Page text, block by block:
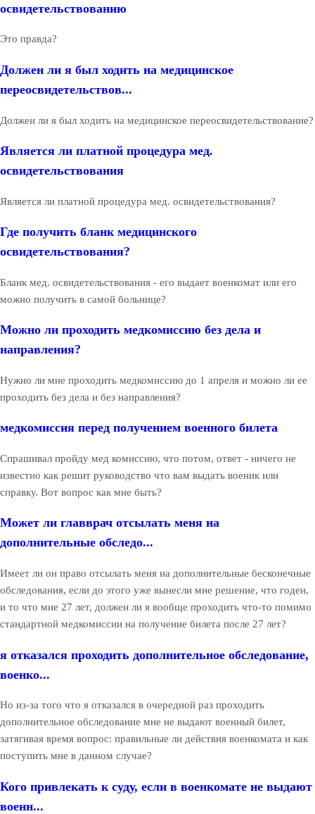
освидетельствованию
Это правда?
Должен ли я был ходить на медицинское
переосвидетельствов...
Должен ли я был ходить на медицинское переосвидетельствование?
Является ли платной процедура мед.
освидетельствования
Является ли платной процедура мед. освидетельствования?
Где получить бланк медицинского
освидетельствования?
Бланк мед. освидетельствования - его выдает военкомат или его
можно получить в самой больнице?
Можно ли проходить медкомиссию без дела и
направления?
Нужно ли мне проходить медкомиссию до 1 апреля и можно ли ее
проходить без дела и без направления?
медкомиссия перед получением военного билета
Спрашивал пройду мед комиссию, что потом, ответ - ничего не
известно как решит руководство что вам выдать военик или
справку. Вот вопрос как мне быть?
Может ли главврач отсылать меня на
дополнительные обследо...
Имеет ли он право отсылать меня на дополнительные бесконечные
обследования, если до этого уже вынесли мне решение, что годен,
и то что мне 27 лет, должен ли я вообще проходить что-то помимо
стандартной медкомиссии на получение билета после 27 лет?
я отказался проходить дополнительное обследование,
военко...
Но из-за того что я отказался в очередной раз проходить
дополнительное обследование мне не выдают военный билет,
затягивая время вопрос: правильные ли действия военкомата и как
поступить мне в данном случае?
Кого привлекать к суду, если в военкомате не выдают
военн...